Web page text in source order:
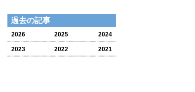
過去の記事
2026 2025 2024
2023 2022 2021